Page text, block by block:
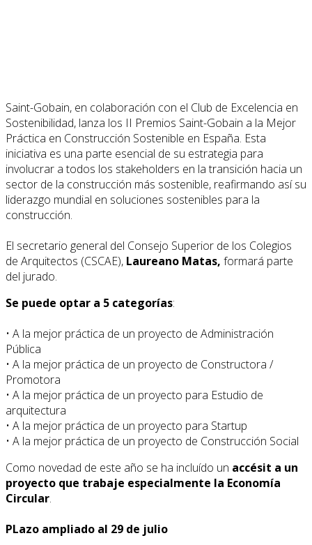
Saint-Gobain, en colaboración con el Club de Excelencia en
Sostenibilidad, lanza los II Premios Saint-Gobain a la Mejor
Práctica en Construcción Sostenible en España. Esta
iniciativa es una parte esencial de su estrategia para
involucrar a todos los stakeholders en la transición hacia un
sector de la construcción más sostenible, reafirmando así su
liderazgo mundial en soluciones sostenibles para la
construcción.
El secretario general del Consejo Superior de los Colegios
de Arquitectos (CSCAE), Laureano Matas, formará parte
del jurado.
Se puede optar a 5 categorías:
• A la mejor práctica de un proyecto de Administración
Pública
• A la mejor práctica de un proyecto de Constructora /
Promotora
• A la mejor práctica de un proyecto para Estudio de
arquitectura
• A la mejor práctica de un proyecto para Startup
• A la mejor práctica de un proyecto de Construcción Social
Como novedad de este año se ha incluído un accésit a un
proyecto que trabaje especialmente la Economía
Circular.
PLazo ampliado al 29 de julio